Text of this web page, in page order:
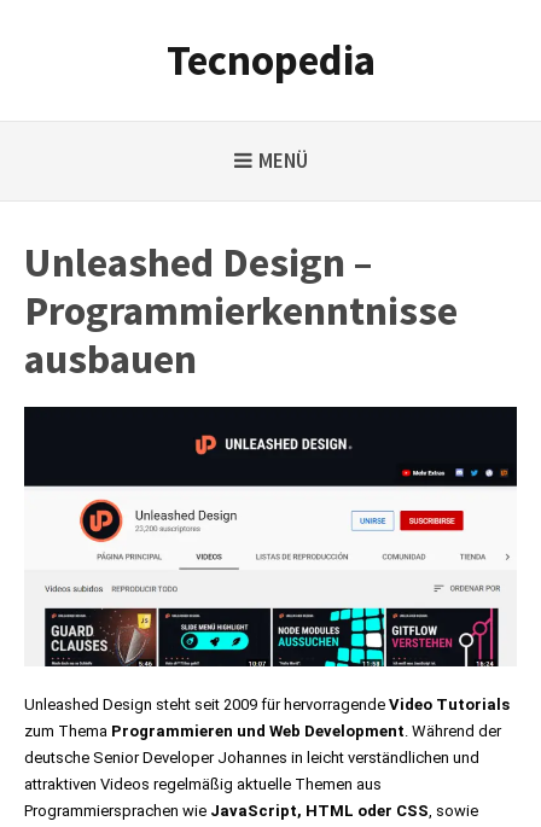
Tecnopedia
MENÜ
Unleashed Design –
Programmierkenntnisse
ausbauen
Unleashed Design steht seit 2009 für hervorragende Video Tutorials
zum Thema Programmieren und Web Development. Während der
deutsche Senior Developer Johannes in leicht verständlichen und
attraktiven Videos regelmäßig aktuelle Themen aus
Programmiersprachen wie JavaScript, HTML oder CSS, sowie